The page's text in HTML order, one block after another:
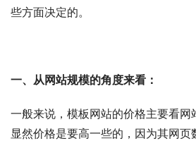
些方面决定的。
一、从网站规模的角度来看：
一般来说，模板网站的价格主要看网
显然价格是要高一些的，因为其网